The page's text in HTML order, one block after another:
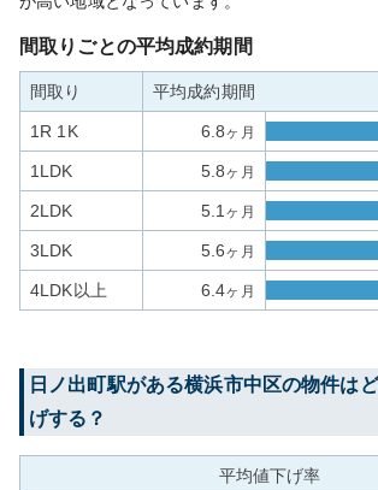
間取りごとの平均成約期間
間取り 平均成約期間
1R 1K 6.8ヶ月
1LDK 5.8ヶ月
2LDK 5.1 ヶ月
3LDK 5.6ヶ月
4LDK以上 6.4ヶ月
日ノ出町駅がある横浜市中区の物件は
げする？
平均値下げ率